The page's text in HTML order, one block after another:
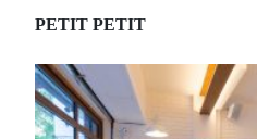
PETIT PETIT